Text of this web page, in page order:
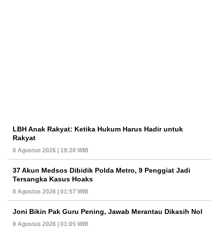
LBH Anak Rakyat: Ketika Hukum Harus Hadir untuk
Rakyat
8 Agustus 2026 | 19:20 WIB
37 Akun Medsos Dibidik Polda Metro, 9 Penggiat Jadi
Tersangka Kasus Hoaks
8 Agustus 2026 | 01:57 WIB
Joni Bikin Pak Guru Pening, Jawab Merantau Dikasih Nol
8 Agustus 2026 | 01:05 WIB